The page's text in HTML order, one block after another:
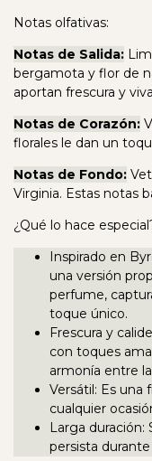
Notas olfativas:
Notas de Salida:
bergamota y flor de
aportan frescura y
Notas de Corazón:
florales le dan un
Notas de Fondo:
Virginia. Estas notas
¿Qué lo hace
Inspirado en
una versión
perfume,
toque único.
Frescura y
con toques
armonía entre
Versátil: Es una
cualquier
Larga duración:
persista durante